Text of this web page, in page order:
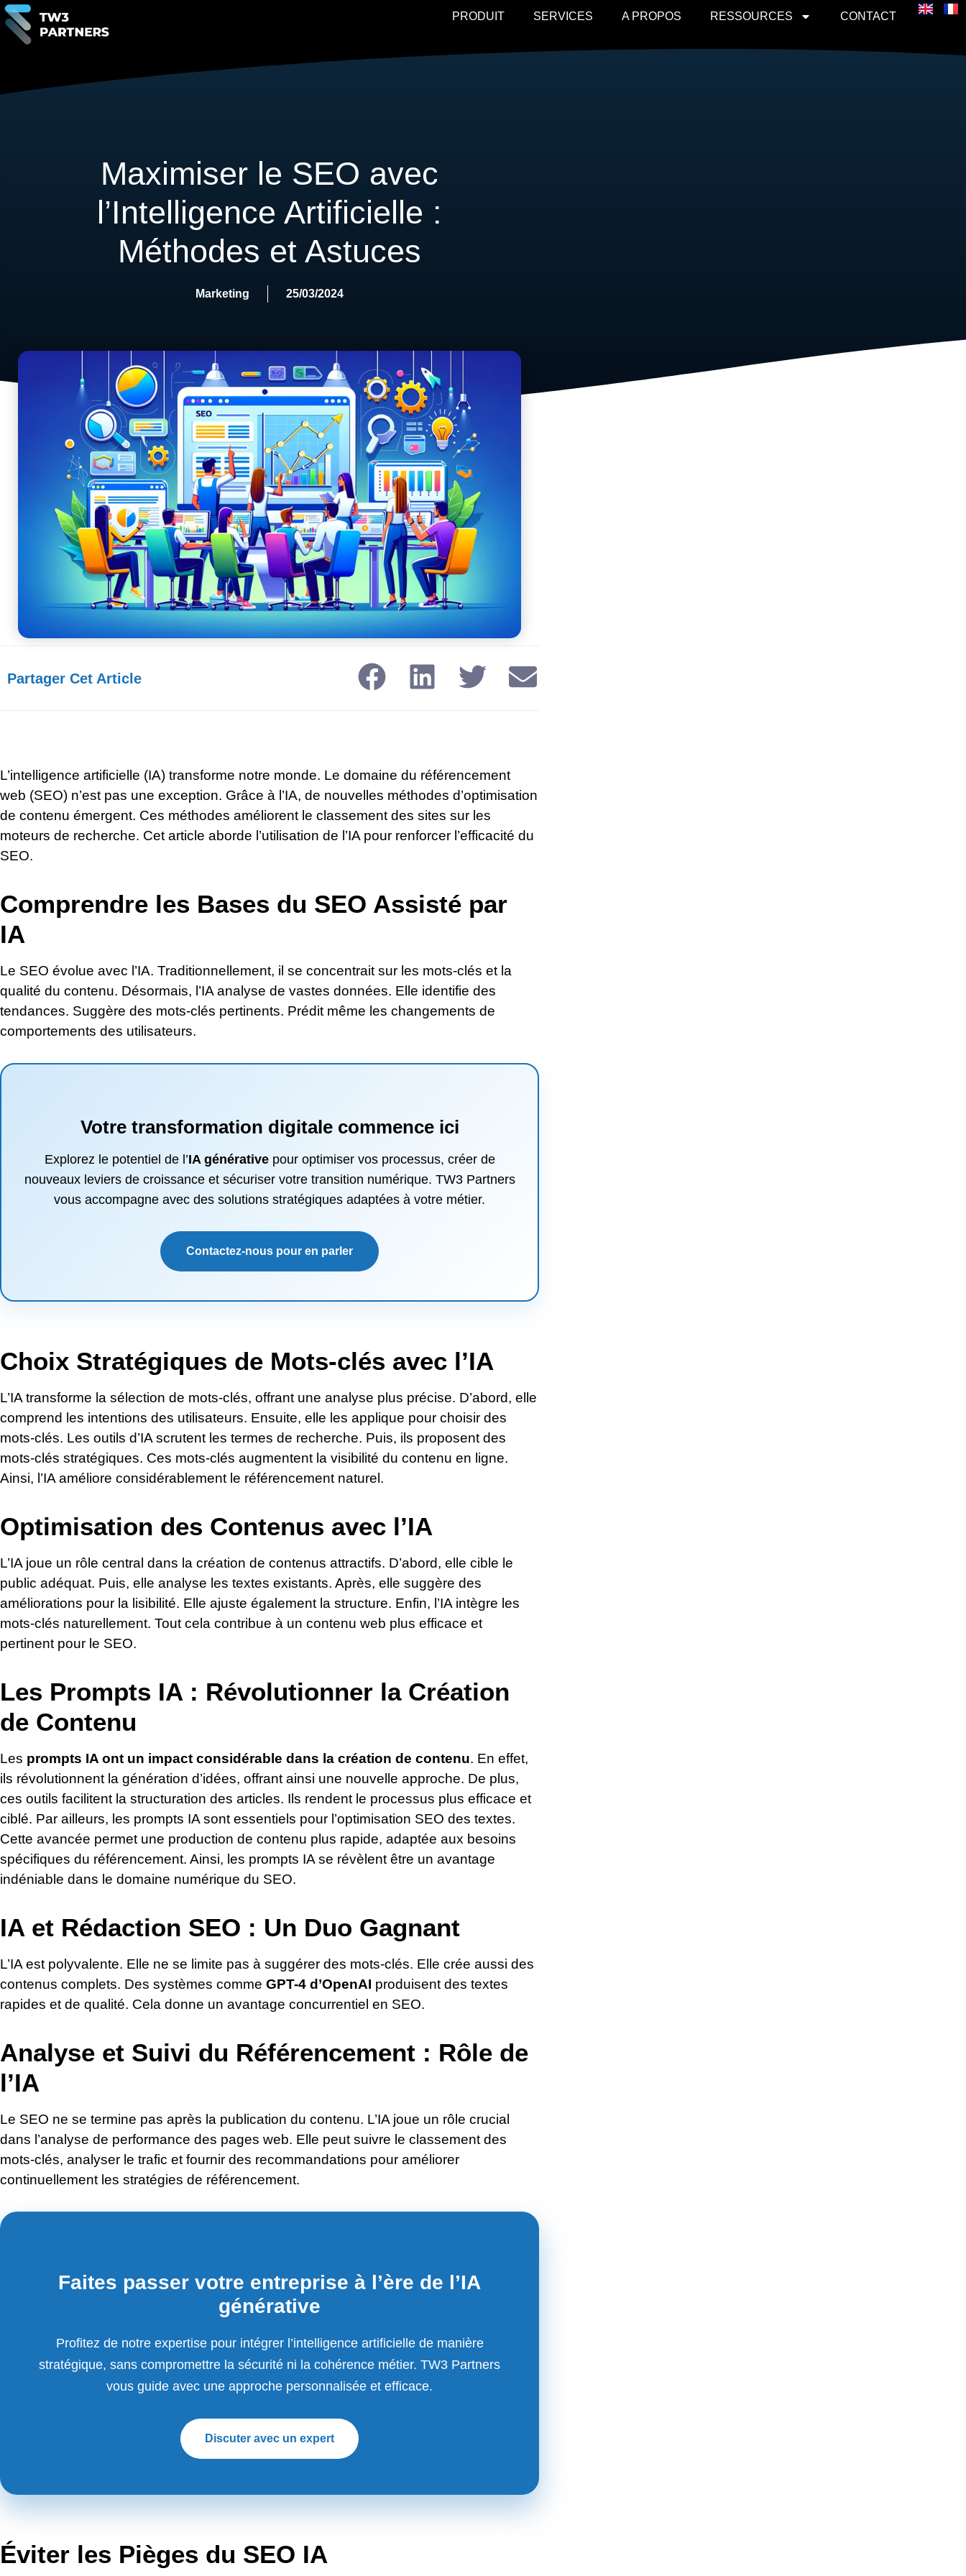
PRODUIT SERVICES A PROPOS RESSOURCES CONTACT
Maximiser le SEO avec
l’Intelligence Artificielle :
Méthodes et Astuces
Marketing 25/03/2024
Partager Cet Article​
L’intelligence artificielle (IA) transforme notre monde. Le domaine du référencement
web (SEO) n’est pas une exception. Grâce à l’IA, de nouvelles méthodes d’optimisation
de contenu émergent. Ces méthodes améliorent le classement des sites sur les
moteurs de recherche. Cet article aborde l’utilisation de l’IA pour renforcer l’efficacité du
SEO.
Comprendre les Bases du SEO Assisté par
IA
Le SEO évolue avec l’IA. Traditionnellement, il se concentrait sur les mots-clés et la
qualité du contenu. Désormais, l’IA analyse de vastes données. Elle identifie des
tendances. Suggère des mots-clés pertinents. Prédit même les changements de
comportements des utilisateurs.
Votre transformation digitale commence ici
Explorez le potentiel de l’IA générativepour optimiser vos processus, créer de
nouveaux leviers de croissance et sécuriser votre transition numérique. TW3 Partners
vous accompagne avec des solutions stratégiques adaptées à votre métier.
Contactez-nous pour en parler
Choix Stratégiques de Mots-clés avec l’IA
L’IA transforme la sélection de mots-clés, offrant une analyse plus précise. D’abord, elle
comprend les intentions des utilisateurs. Ensuite, elle les applique pour choisir des
mots-clés. Les outils d’IA scrutent les termes de recherche. Puis, ils proposent des
mots-clés stratégiques. Ces mots-clés augmentent la visibilité du contenu en ligne.
Ainsi, l’IA améliore considérablement le référencement naturel.
Optimisation des Contenus avec l’IA
L’IA joue un rôle central dans la création de contenus attractifs. D’abord, elle cible le
public adéquat. Puis, elle analyse les textes existants. Après, elle suggère des
améliorations pour la lisibilité. Elle ajuste également la structure. Enfin, l’IA intègre les
mots-clés naturellement. Tout cela contribue à un contenu web plus efficace et
pertinent pour le SEO.
Les Prompts IA : Révolutionner la Création
de Contenu
Les prompts IA ont un impact considérable dans la création de contenu. En effet,
ils révolutionnent la génération d’idées, offrant ainsi une nouvelle approche. De plus,
ces outils facilitent la structuration des articles. Ils rendent le processus plus efficace et
ciblé. Par ailleurs, les prompts IA sont essentiels pour l’optimisation SEO des textes.
Cette avancée permet une production de contenu plus rapide, adaptée aux besoins
spécifiques du référencement. Ainsi, les prompts IA se révèlent être un avantage
indéniable dans le domaine numérique du SEO.
IA et Rédaction SEO : Un Duo Gagnant
L’IA est polyvalente. Elle ne se limite pas à suggérer des mots-clés. Elle crée aussi des
contenus complets. Des systèmes comme GPT-4 d’OpenAI produisent des textes
rapides et de qualité. Cela donne un avantage concurrentiel en SEO.
Analyse et Suivi du Référencement : Rôle de
l’IA
Le SEO ne se termine pas après la publication du contenu. L’IA joue un rôle crucial
dans l’analyse de performance des pages web. Elle peut suivre le classement des
mots-clés, analyser le trafic et fournir des recommandations pour améliorer
continuellement les stratégies de référencement.
Faites passer votre entreprise à l’ère de l’IA
générative
Profitez de notre expertise pour intégrer l’intelligence artificielle de manière
stratégique, sans compromettre la sécurité ni la cohérence métier. TW3 Partners
vous guide avec une approche personnalisée et efficace.
Discuter avec un expert
Éviter les Pièges du SEO IA